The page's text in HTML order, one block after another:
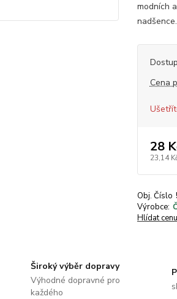
modních
Cena
28
23,14
Obj. Číslo
Výrobce:
Hlídat
Široký výběr dopravy
Výhodné dopravné pro
každého